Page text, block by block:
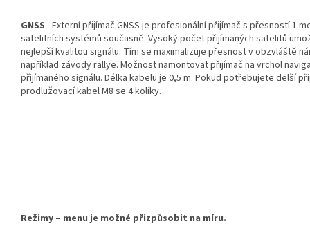
GNSS - Externí přijímač GNSS je profesionální přijímač s přesností 1
satelitních systémů současně. Vysoký počet přijímaných satelitů
nejlepší kvalitou signálu. Tím se maximalizuje přesnost v obzvláště
například závody rallye. Možnost namontovat přijímač na vrchol
přijímaného signálu. Délka kabelu je 0,5 m. Pokud potřebujete delší
prodlužovací kabel M8 se 4 kolíky.
Režimy – menu je možné přizpůsobit na míru.